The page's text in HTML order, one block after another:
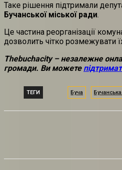
Таке рішення підтримали
Бучанської міської ради.
Це частина реорганізації
дозволить чітко розмежувати
Thebuchacity – незалежне
громади. Ви можете
ТЕГИ Буча